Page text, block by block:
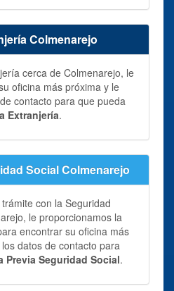
Colmenarejo
cerca de Colmenarejo, le
oficina más próxima y le
contacto para que pueda
Extranjería.
Social Colmenarejo
con la Seguridad
le proporcionamos la
encontrar su oficina más
datos de contacto para
Previa Seguridad Social.